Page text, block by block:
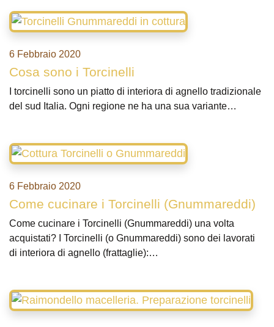
6 Febbraio 2020
Cosa sono i Torcinelli
I torcinelli sono un piatto di interiora di agnello tradizionale
del sud Italia. Ogni regione ne ha una sua variante…
6 Febbraio 2020
Come cucinare i Torcinelli (Gnummareddi)
Come cucinare i Torcinelli (Gnummareddi) una volta
acquistati? I Torcinelli (o Gnummareddi) sono dei lavorati
di interiora di agnello (frattaglie):…